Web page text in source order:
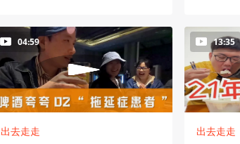
04:59
出去走走
13:35
出去走走